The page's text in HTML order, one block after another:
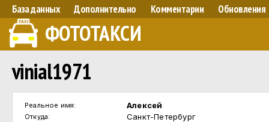
База данных Дополнительно Комментарии Обновления
ФОТОТАКСИ
vinial1971
Реальное имя: Алексей
Откуда: Санкт-Петербург